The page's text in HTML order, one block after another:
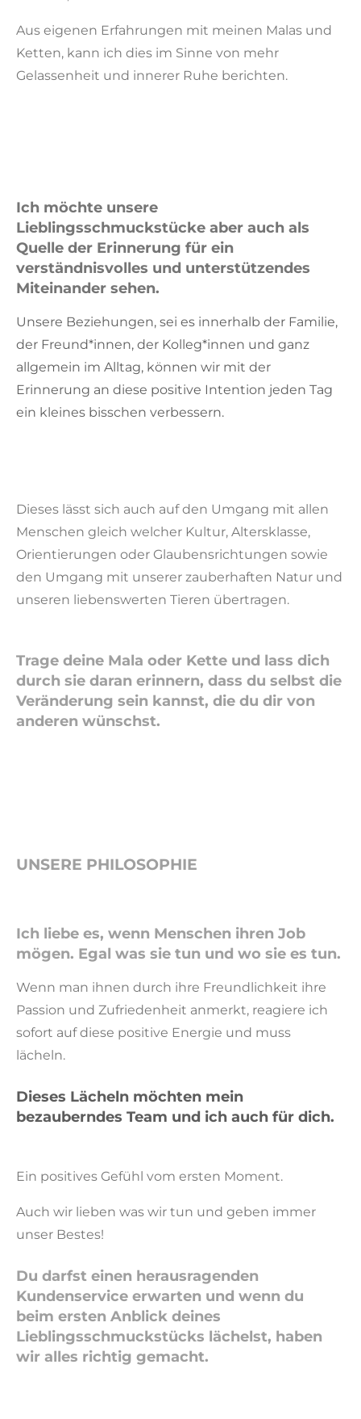
Aus eigenen Erfahrungen mit meinen Malas und
Ketten, kann ich dies im Sinne von mehr
Gelassenheit und innerer Ruhe berichten.
Ich möchte unsere
Lieblingsschmuckstücke aber auch als
Quelle der Erinnerung für ein
verständnisvolles und unterstützendes
Miteinander sehen.
Unsere Beziehungen, sei es innerhalb der Familie,
der Freund*innen, der Kolleg*innen und ganz
allgemein im Alltag, können wir mit der
Erinnerung an diese positive Intention jeden Tag
ein kleines bisschen verbessern.
Dieses lässt sich auch auf den Umgang mit allen
Menschen gleich welcher Kultur, Altersklasse,
Orientierungen oder Glaubensrichtungen sowie
den Umgang mit unserer zauberhaften Natur und
unseren liebenswerten Tieren übertragen.
Trage deine Mala oder Kette und lass dich
durch sie daran erinnern, dass du selbst die
Veränderung sein kannst, die du dir von
anderen wünschst.
UNSERE PHILOSOPHIE
Ich liebe es, wenn Menschen ihren Job
mögen. Egal was sie tun und wo sie es tun.
Wenn man ihnen durch ihre Freundlichkeit ihre
Passion und Zufriedenheit anmerkt, reagiere ich
sofort auf diese positive Energie und muss
lächeln.
Dieses Lächeln möchten mein
bezauberndes Team und ich auch für dich.
Ein positives Gefühl vom ersten Moment.
Auch wir lieben was wir tun und geben immer
unser Bestes!
Du darfst einen herausragenden
Kundenservice erwarten und wenn du
beim ersten Anblick deines
Lieblingsschmuckstücks lächelst, haben
wir alles richtig gemacht.